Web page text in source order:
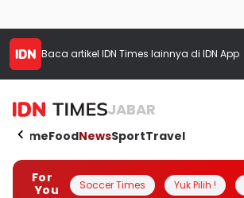
Baca artikel IDN Times lainnya di IDN App
JABAR
HomeFoodNewsSportTravel
For
You
Soccer Times Yuk Pilih !